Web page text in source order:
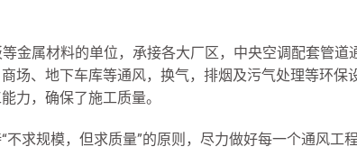
金属材料的单位，承接各大厂区，中央空调配套管
场、地下车库等通风，换气，排烟及污气处理等环
力，确保了施工质量。
求规模，但求质量”的原则，尽力做好每一个通风工